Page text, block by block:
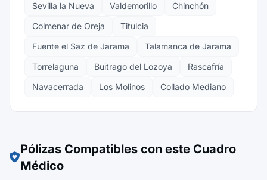
Sevilla la Nueva
Valdemorillo
Chinchón
Colmenar de Oreja
Titulcia
Fuente el Saz de Jarama
Talamanca de Jarama
Torrelaguna
Buitrago del Lozoya
Rascafría
Navacerrada
Los Molinos Collado Mediano
Pólizas Compatibles con este Cuadro
Médico